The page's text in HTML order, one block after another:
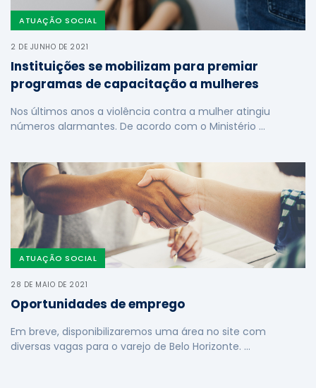
ATUAÇÃO SOCIAL
2 DE JUNHO DE 2021
Instituições se mobilizam para premiar
programas de capacitação a mulheres
Nos últimos anos a violência contra a mulher atingiu
números alarmantes. De acordo com o Ministério …
ATUAÇÃO SOCIAL
28 DE MAIO DE 2021
Oportunidades de emprego
Em breve, disponibilizaremos uma área no site com
diversas vagas para o varejo de Belo Horizonte. …